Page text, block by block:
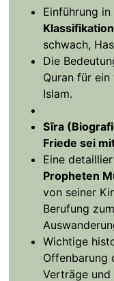
Einführung
Klassifikation
schwach,
Die
Quran für
Islam.
Sīra
Friede sei
Eine
Propheten
von seiner
Berufung
Wichtige
Offenbarung
Verträge